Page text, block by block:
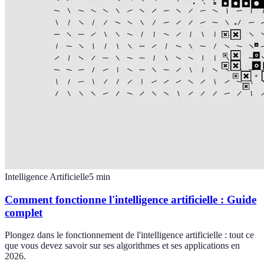
Intelligence Artificielle5 min
Comment fonctionne l'intelligence artificielle : Guide
complet
Plongez dans le fonctionnement de l'intelligence artificielle : tout ce
que vous devez savoir sur ses algorithmes et ses applications en
2026.